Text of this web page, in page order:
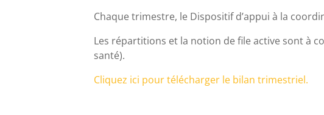
Chaque trimestre, le Dispositif d’appui à la
Les répartitions et la notion de file active sont à
santé).
Cliquez ici pour télécharger le bilan trimestriel.